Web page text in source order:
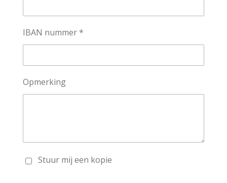
IBAN nummer *
Opmerking
Stuur mij een kopie